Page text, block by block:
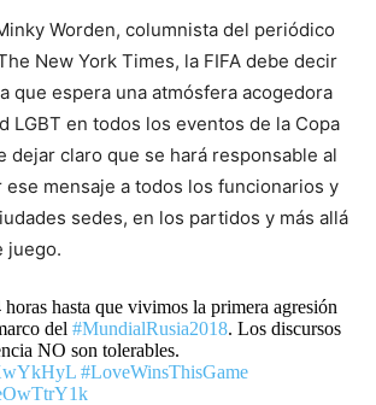
Worden, columnista del periódico
New York Times, la FIFA debe decir
que espera una atmósfera acogedora
LGBT en todos los eventos de la Copa
dejar claro que se hará responsable al
ese mensaje a todos los funcionarios y
sedes, en los partidos y más allá
juego.
hasta que vivimos la primera agresión
del #MundialRusia2018. Los discursos
NO son tolerables.
#LoveWinsThisGame